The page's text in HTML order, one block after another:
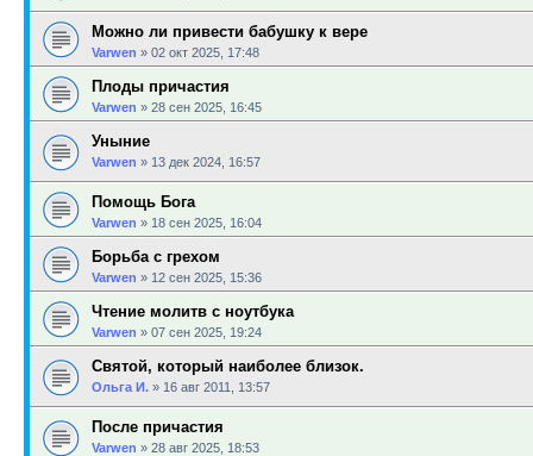
Можно ли привести бабушку к вере
Varwen » 02 окт 2025, 17:48
Плоды причастия
Varwen » 28 сен 2025, 16:45
Уныние
Varwen » 13 дек 2024, 16:57
Помощь Бога
Varwen » 18 сен 2025, 16:04
Борьба с грехом
Varwen » 12 сен 2025, 15:36
Чтение молитв с ноутбука
Varwen » 07 сен 2025, 19:24
Святой, который наиболее близок.
Ольга И. » 16 авг 2011, 13:57
После причастия
Varwen » 28 авг 2025, 18:53